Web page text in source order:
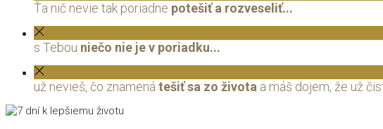
Ťa nič nevie tak poriadne potešiť a rozveseliť...
s Tebou niečo nie je v poriadku...
už nevieš, čo znamená tešiť sa zo života a máš dojem, že už